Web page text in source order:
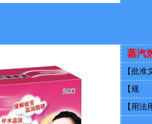
蒸汽
【批准
【规
【用法